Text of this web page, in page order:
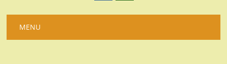
Hoofdmenu
naar
MENU